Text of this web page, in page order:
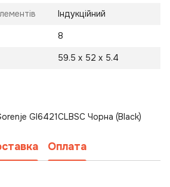
Індукційний
8
59.5 х 52 x 5.4
GI6421CLBSC Чорна (Black)
Оплата